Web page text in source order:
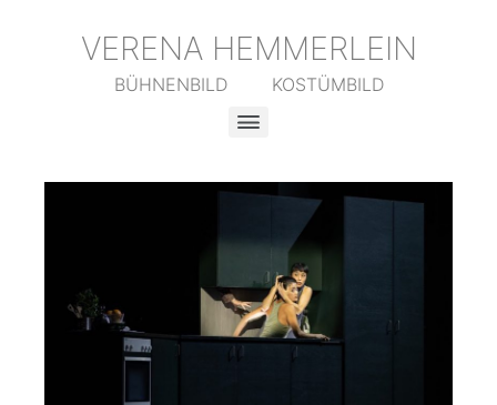
VERENA HEMMERLEIN
BÜHNENBILD KOSTÜMBILD